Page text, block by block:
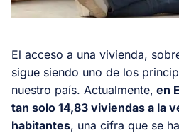
El acceso a una vivienda,
sigue siendo uno de los
nuestro país. Actualmente, en
tan solo 14,83 viviendas a la
habitantes, una cifra que se